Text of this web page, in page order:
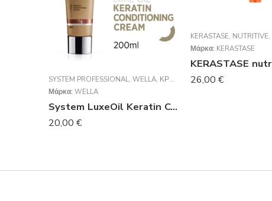
SYSTEM PROFESSIONAL, WELLA, ΚΡΈΜΕΣ
Μάρκα: WELLA
System LuxeOil Keratin Conditioner 200ml
20,00 €
KERASTASE, NUTRITIVE,
Μάρκα: KERASTASE
26,00 €